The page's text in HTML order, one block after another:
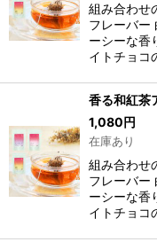
組み合わせ
フレーバー
ーシーな香
イトチョコ
香る和紅茶
1,080円
在庫あり
組み合わせ
フレーバー
ーシーな香
イトチョコ